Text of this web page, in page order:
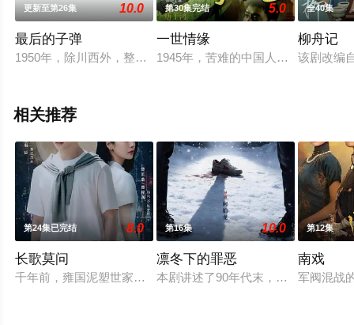
更新至第26集 10.0
最后的子弹
1950年，除川西外，整个中国大陆地区已全部解放。在解放在
第30集完结 5.0
一世情缘
1945年，苦难的中国人民取得了抗
全40集
柳舟记
该剧改编
相关推荐
第24集已完结 8.0
长歌莫问
千年前，雍国泥塑世家楚门因进贡的“十二生肖”离奇流血炸裂
第16集 10.0
凛冬下的罪恶
本剧讲述了90年代末，怒河市刑侦支
第12集
南戏
军阀混战